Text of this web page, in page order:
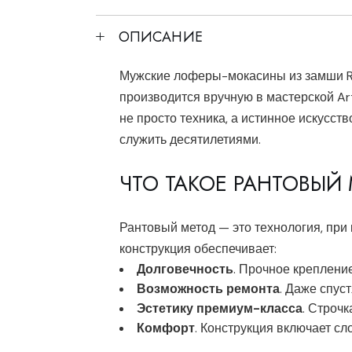
ОПИСАНИЕ
Мужские лоферы-мокасины из замши
производится вручную в мастерской
не просто техника, а истинное
служить десятилетиями.
ЧТО ТАКОЕ
Рантовый метод — это технология,
конструкция обеспечивает:
Долговечность. Прочное
Возможность ремонта. Даже
Эстетику премиум-класса.
Комфорт. Конструкция включает